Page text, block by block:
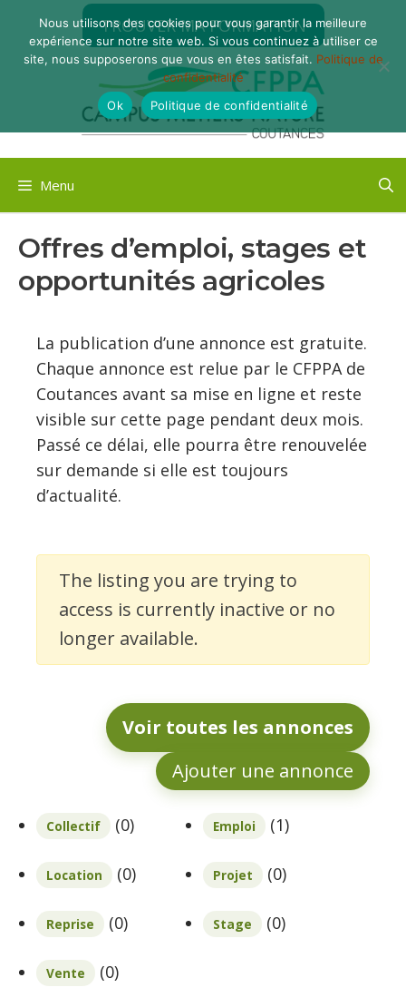
contenu
TROUVER MA FORMATION
Menu
Offres d’emploi, stages et
opportunités agricoles
La publication d’une annonce est gratuite.
Chaque annonce est relue par le CFPPA de
Coutances avant sa mise en ligne et reste
visible sur cette page pendant deux mois.
Passé ce délai, elle pourra être renouvelée
sur demande si elle est toujours
d’actualité.
The listing you are trying to
access is currently inactive or no
longer available.
Voir toutes les annonces
Ajouter une annonce
Collectif (0) Emploi (1)
Location (0) Projet (0)
Reprise (0) Stage (0)
Vente (0)
Nous utilisons des cookies pour vous garantir la meilleure
expérience sur notre site web. Si vous continuez à utiliser ce
site, nous supposerons que vous en êtes satisfait. Politique de
confidentialité
Ok
Politique de confidentialité